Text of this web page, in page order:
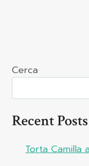
Cerca
Recent Posts
Torta Camilla